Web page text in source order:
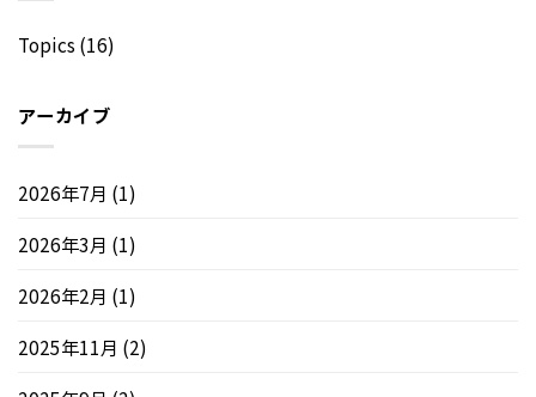
Topics (16)
アーカイブ
2026年7月 (1)
2026年3月 (1)
2026年2月 (1)
2025年11月 (2)